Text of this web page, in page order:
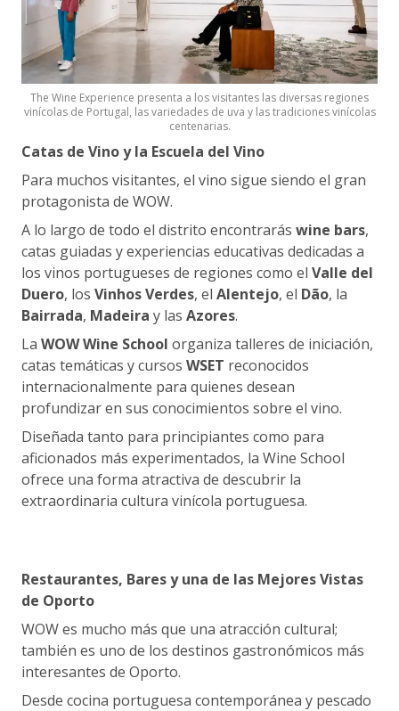
The Wine Experience presenta a los visitantes las diversas regiones
vinícolas de Portugal, las variedades de uva y las tradiciones vinícolas
centenarias.
Catas de Vino y la Escuela del Vino
Para muchos visitantes, el vino sigue siendo el gran
protagonista de WOW.
A lo largo de todo el distrito encontrarás wine bars,
catas guiadas y experiencias educativas dedicadas a
los vinos portugueses de regiones como el Valle del
Duero, los Vinhos Verdes, el Alentejo, el Dão, la
Bairrada, Madeira y las Azores.
La WOW Wine School organiza talleres de iniciación,
catas temáticas y cursos WSET reconocidos
internacionalmente para quienes desean
profundizar en sus conocimientos sobre el vino.
Diseñada tanto para principiantes como para
aficionados más experimentados, la Wine School
ofrece una forma atractiva de descubrir la
extraordinaria cultura vinícola portuguesa.
Restaurantes, Bares y una de las Mejores Vistas
de Oporto
WOW es mucho más que una atracción cultural;
también es uno de los destinos gastronómicos más
interesantes de Oporto.
Desde cocina portuguesa contemporánea y pescado